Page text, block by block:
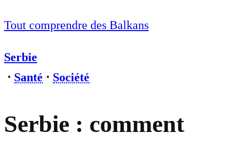
Tout comprendre des Balkans
Serbie
⋅ Santé ⋅ Société
Serbie : comment